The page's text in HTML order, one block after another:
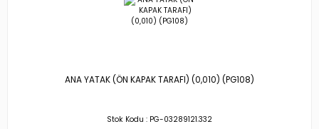
ANA YATAK (ÖN KAPAK TARAFI) (0,010) (PG108)
Stok Kodu : PG-03289121.332